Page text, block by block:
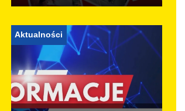
Aktualności